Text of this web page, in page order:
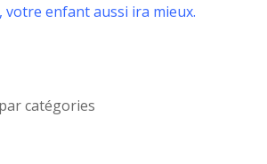
votre enfant aussi ira mieux.
catégories